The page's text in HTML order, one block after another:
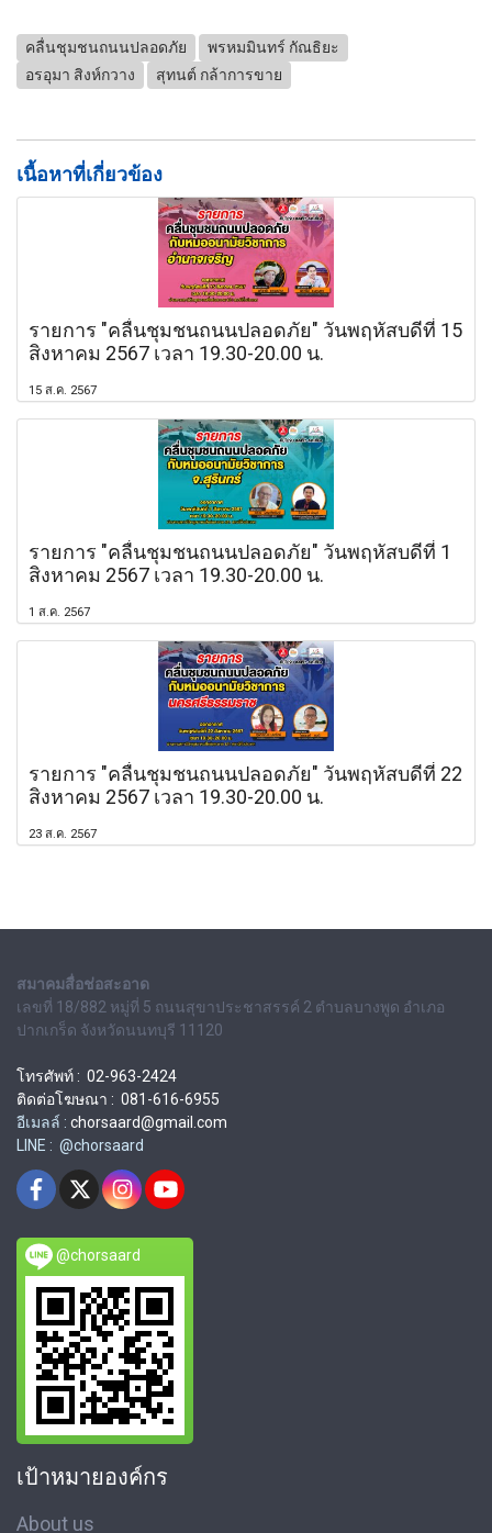
คลื่นชุมชนถนนปลอดภัย
พรหมมินทร์ กัณธิยะ
อรอุมา สิงห์กวาง
สุทนต์ กล้าการขาย
เนื้อหาที่เกี่ยวข้อง
รายการ "คลื่นชุมชนถนนปลอดภัย" วันพฤหัสบดีที่ 15
สิงหาคม 2567 เวลา 19.30-20.00 น.
15 ส.ค. 2567
รายการ "คลื่นชุมชนถนนปลอดภัย" วันพฤหัสบดีที่ 1
สิงหาคม 2567 เวลา 19.30-20.00 น.
1 ส.ค. 2567
รายการ "คลื่นชุมชนถนนปลอดภัย" วันพฤหัสบดีที่ 22
สิงหาคม 2567 เวลา 19.30-20.00 น.
23 ส.ค. 2567
สมาคมสื่อช่อสะอาด
เลขที่ 18/882 หมู่ที่ 5 ถนนสุขาประชาสรรค์ 2 ตำบลบางพูด อำเภอ
ปากเกร็ด จังหวัดนนทบุรี 11120
โทรศัพท์ : 02-963-2424
ติดต่อโฆษณา : 081-616-6955
อีเมลล์ : chorsaard@gmail.com
LINE : @chorsaard
@chorsaard
เป้าหมายองค์กร
About us